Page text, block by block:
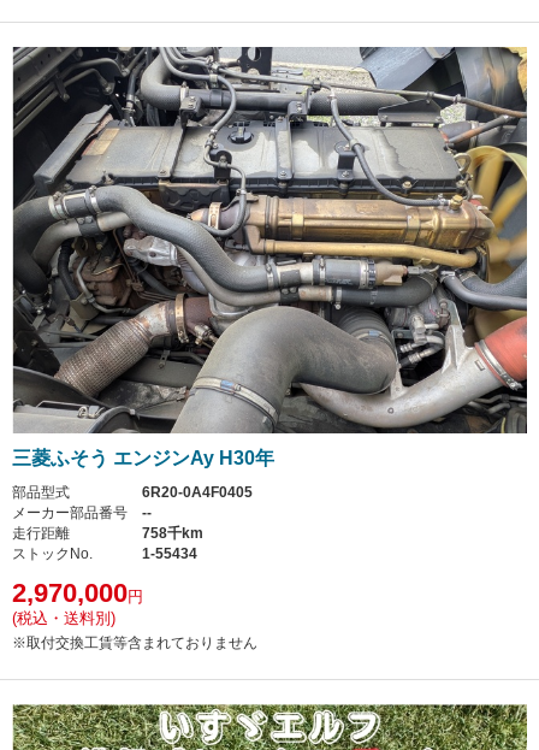
三菱ふそう エンジンAy H30年
部品型式
6R20-0A4F0405
メーカー部品番号
--
走行距離
758千km
ストックNo.
1-55434
2,970,000円
(税込・送料別)
※取付交換工賃等含まれておりません